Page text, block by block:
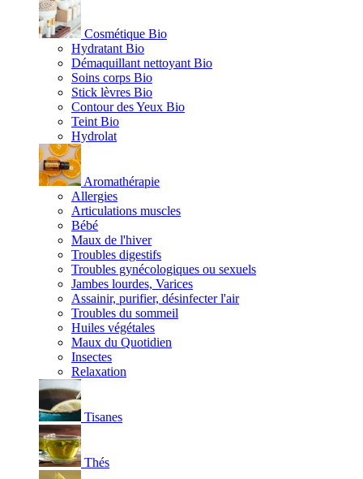
Cosmétique Bio
Hydratant Bio
Démaquillant nettoyant Bio
Soins corps Bio
Stick lèvres Bio
Contour des Yeux Bio
Teint Bio
Hydrolat
Aromathérapie
Allergies
Articulations muscles
Bébé
Maux de l'hiver
Troubles digestifs
Troubles gynécologiques ou sexuels
Jambes lourdes, Varices
Assainir, purifier, désinfecter l'air
Troubles du sommeil
Huiles végétales
Maux du Quotidien
Insectes
Relaxation
Tisanes
Thés